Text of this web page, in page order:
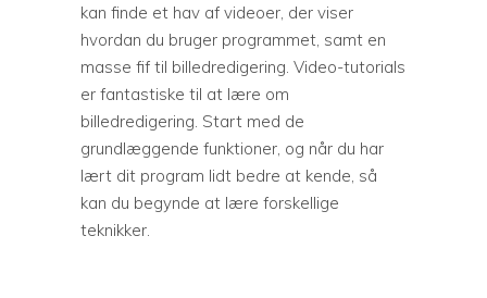
kan finde et hav af videoer, der viser
hvordan du bruger programmet, samt en
masse fif til billedredigering. Video-tutorials
er fantastiske til at lære om
billedredigering. Start med de
grundlæggende funktioner, og når du har
lært dit program lidt bedre at kende, så
kan du begynde at lære forskellige
teknikker.